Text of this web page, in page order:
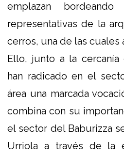
emplazan
representativas de la
cerros, una de las cuales
Ello, junto a la
han radicado en el
área una marcada
combina con su
el sector del Baburizza
Urriola a través de la